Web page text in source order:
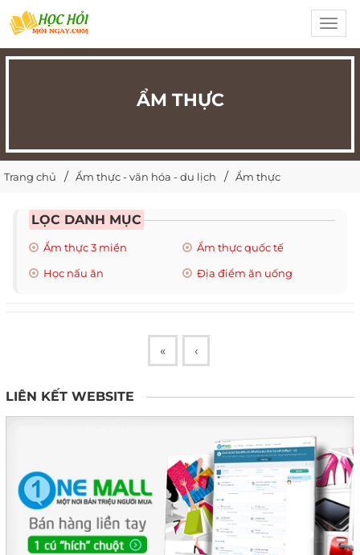
ẨM THỰC
Trang chủ Ẩm thực - văn hóa - du lịch Ẩm thực
LỌC DANH MỤC
Ẩm thực 3 miền
Ẩm thực quốc tế
Học nấu ăn
Địa điểm ăn uống
« ‹
LIÊN KẾT WEBSITE